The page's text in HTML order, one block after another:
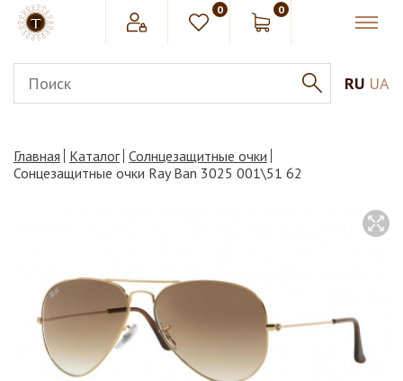
0 0
RU UA
Главная Каталог Солнцезащитные очки
Сонцезащитные очки Ray Ban 3025 001\51 62